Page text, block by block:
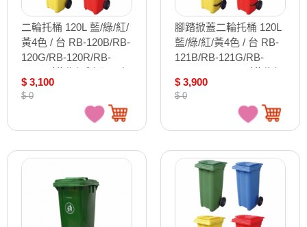
二輪托桶 120L 藍/綠/紅/
黃4色 / 台 RB-120B/RB-
120G/RB-120R/RB-
認訂購後無法退換貨）
$ 3,100
$ 0
腳踏掀蓋二輪托桶 120L
藍/綠/紅/黃4色 / 台 RB-
121B/RB-121G/RB-
製品，確認訂購後無法
退換貨）
$ 3,900
$ 0